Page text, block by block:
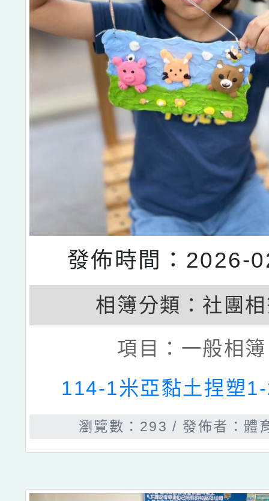
發佈時間：2026-
相簿分類： 社團
項目： 一般相簿
114-1米亞黏土捏塑
瀏覽數：293 發佈者：體